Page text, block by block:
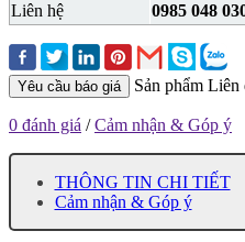
Liên hệ
0985 048
Yêu cầu báo giá Sản phẩm Liên
0 đánh giá /Cảm nhận & Góp ý
THÔNG TIN CHI TIẾT
Cảm nhận & Góp ý